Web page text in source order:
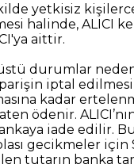
yetkisiz
halinde, ALICI
aittir.
durumlar
iptal
kadar
ödenir.
iade edilir.
gecikmeler için
tutarın banka